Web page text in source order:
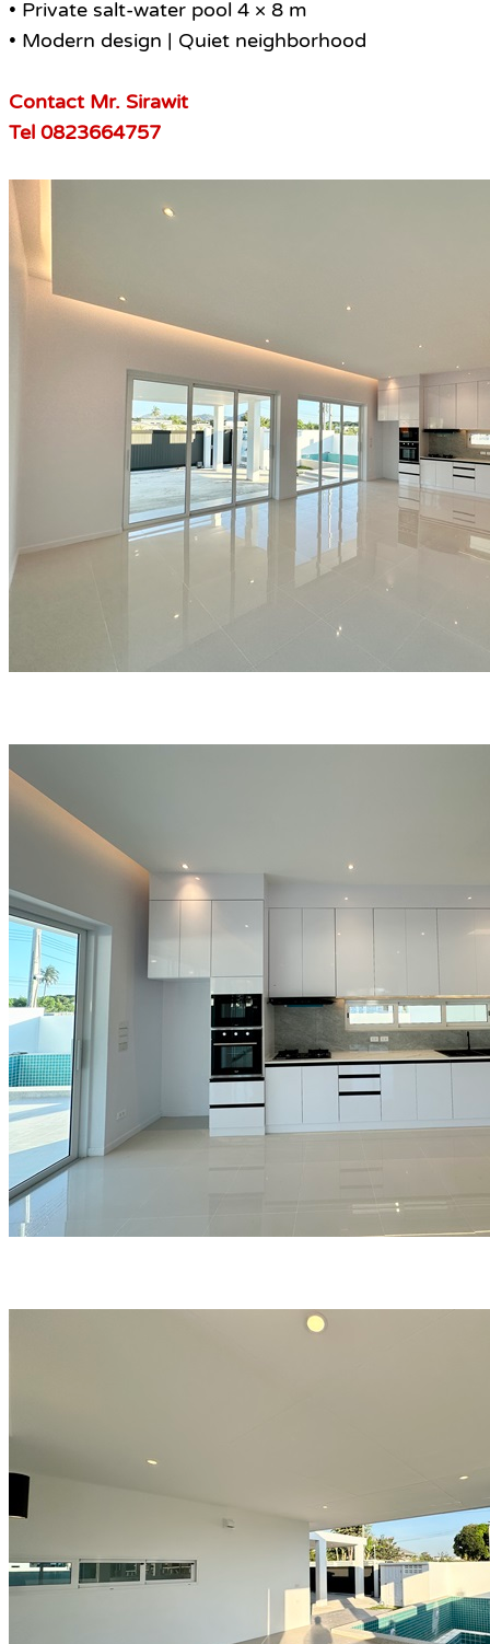
• Private salt-water pool 4 × 8 m
• Modern design | Quiet neighborhood
Contact Mr. Sirawit
Tel 0823664757